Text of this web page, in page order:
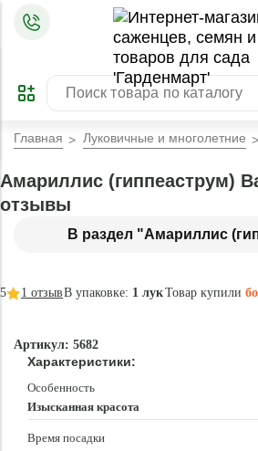
ПРЕДЗАКАЗ
ЗАБРОНИРОВАТЬ
ЛУЧШЕЕ
Главная Луковичные и многолетние
В раздел "Амариллис
Амариллис (гиппеаструм)
отзывы
В упаковке: 1 лукТовар купили
5 1 отзыв
Артикул: 5682
Характеристики:
Особенность
Изысканная красота
Время посадки